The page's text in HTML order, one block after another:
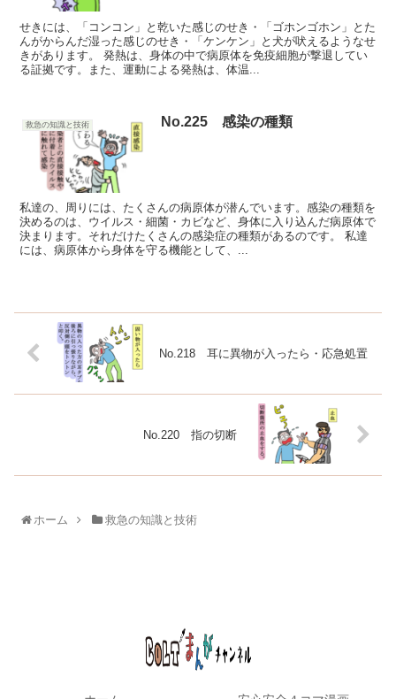
せきには、「コンコン」と乾いた感じのせき・「ゴホンゴホン」とた
んがからんだ湿った感じのせき・「ケンケン」と犬が吠えるようなせ
きがあります。 発熱は、身体の中で病原体を免疫細胞が撃退してい
る証拠です。また、運動による発熱は、体温...
救急の知識と技術 No.225 感染の種類
私達の、周りには、たくさんの病原体が潜んでいます。感染の種類を
決めるのは、ウイルス・細菌・カビなど、身体に入り込んだ病原体で
決まります。それだけたくさんの感染症の種類があるのです。 私達
には、病原体から身体を守る機能として、...
No.218 耳に異物が入ったら・応急処置
No.220 指の切断
ホーム 救急の知識と技術